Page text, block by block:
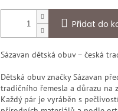
Přidat do
Sázavan dětská obuv – česká
Dětská obuv značky Sázavan
tradičního řemesla a důrazu na
Každý pár je vyráběn s